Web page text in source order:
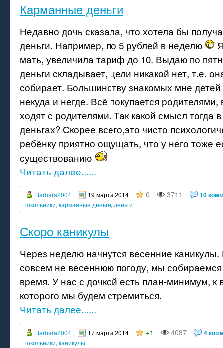
Карманные деньги
Недавно дочь сказала, что хотела бы
деньги. Например, по 5 рублей в неделю
мать, увеличила тариф до 10. Выдаю по
деньги складывает, цели никакой нет, т.е.
собирает. Большинству знакомых мне детей
некуда и негде. Всё покупается
ходят с родителями. Так какой смысл тогда
деньгах? Скорее всего,это чисто
ребёнку приятно ощущать, что у него тоже
существованию
Читать далее......
Barbara2004 19 марта 2014 0 3711 10
школьники, карманные деньги, деньги
Скоро каникулы
Через неделю начнутся весенние
совсем не весеннюю погоду, мы
время. У нас с дочкой есть план-минимум,
которого мы будем стремиться.
Читать далее......
Barbara2004 17 марта 2014 +1 4087 4
школьники, каникулы